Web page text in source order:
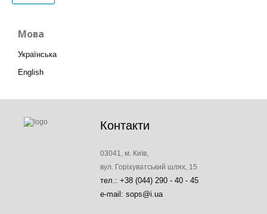
Мова
Українська
English
Контакти
03041, м. Київ,
вул. Горіхуватський шлях, 15
тел.: +38 (044) 290 - 40 - 45
e-mail: sops@i.ua